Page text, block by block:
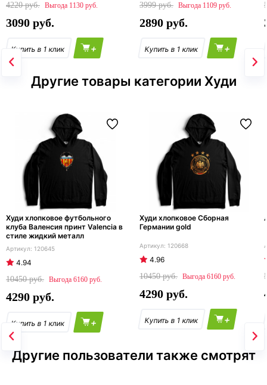
4220
1130
3090
+
3999
1109
2890
+
Другие товары категории Худи
Худи хлопковое футбольного
клуба Валенсия принт Valencia в
стиле жидкий металл
120645
4.94
10450
6160
4290
+
Худи хлопковое Сборная
Германии gold
120668
4.96
10450
6160
4290
+
Другие пользователи также смотрят